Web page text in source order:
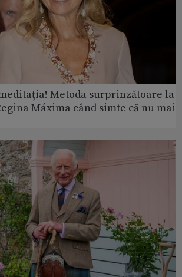
Metoda surprinzătoare la
Máxima când simte că nu mai